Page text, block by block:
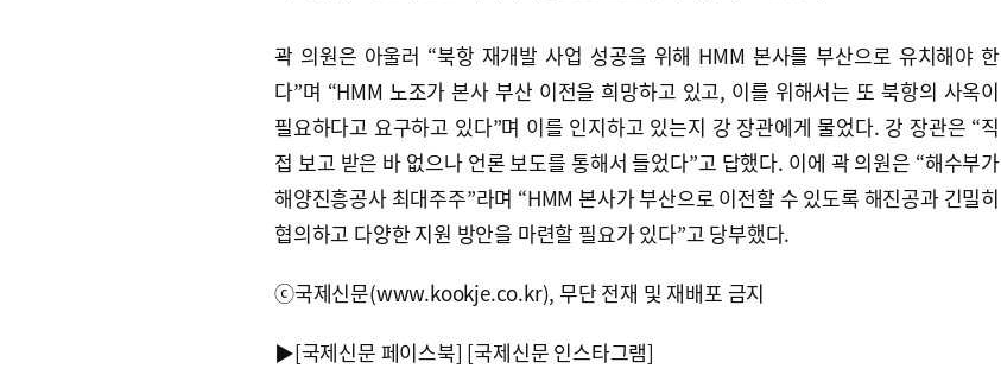
곽 의원은 아울러 “북항 재개발 사업 성공을 위해 HMM 본사를 부산으로 유치해야 한
다”며 “HMM 노조가 본사 부산 이전을 희망하고 있고, 이를 위해서는 또 북항의 사옥이
필요하다고 요구하고 있다”며 이를 인지하고 있는지 강 장관에게 물었다. 강 장관은 “직
접 보고 받은 바 없으나 언론 보도를 통해서 들었다”고 답했다. 이에 곽 의원은 “해수부가
해양진흥공사 최대주주”라며 “HMM 본사가 부산으로 이전할 수 있도록 해진공과 긴밀히
협의하고 다양한 지원 방안을 마련할 필요가 있다”고 당부했다.
ⓒ국제신문(www.kookje.co.kr), 무단 전재 및 재배포 금지
▶[국제신문 페이스북] [국제신문 인스타그램]